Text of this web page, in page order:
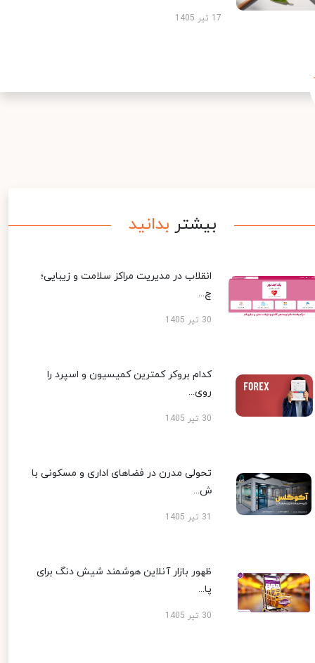
17 تیر 1405
بیشتر بدانید
انقلاب در مدیریت مراکز سلامت و زیبایی؛
چ...
30 تیر 1405
کدام بروکر کمترین کمیسیون و اسپرد را
روی...
30 تیر 1405
تحولی مدرن در فضاهای اداری و مسکونی با
ش...
ظهور بازار آنلاین هوشمند شیش دنگ برای
پا...
30 تیر 1405